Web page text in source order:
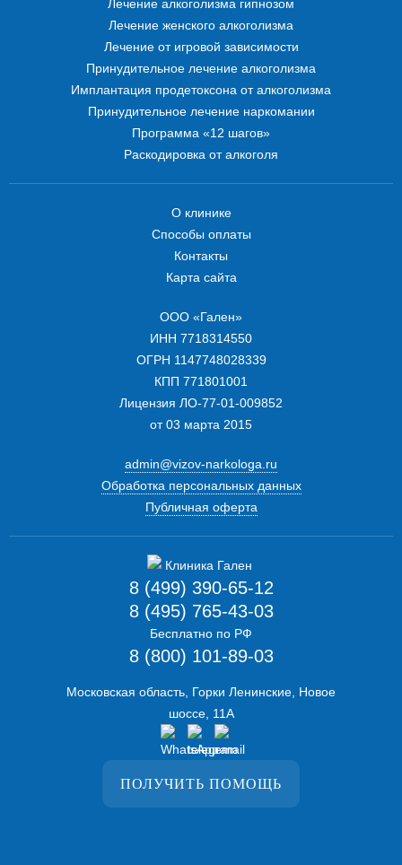
8 (499) 390-65-12
8 (495) 765-43-03
Бесплатно по РФ
8 (800) 101-89-03
ПОЛУЧИТЬ ПОМОЩЬ
Московская область, Горки Ленинские, Новое
шоссе, 11А
Лечение алкоголизма гипнозом
Лечение женского алкоголизма
Лечение от игровой зависимости
Принудительное лечение алкоголизма
Имплантация продетоксона от алкоголизма
Принудительное лечение наркомании
Программа «12 шагов»
Раскодировка от алкоголя
О клинике
Способы оплаты
Контакты
Карта сайта
ООО «Гален»
ИНН 7718314550
ОГРН 1147748028339
КПП 771801001
Лицензия ЛО-77-01-009852
от 03 марта 2015
admin@vizov-narkologa.ru
Обработка персональных данных
Публичная оферта